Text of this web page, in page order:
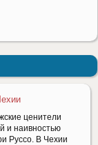
ценители
и наивностью
Руссо. В Чехии